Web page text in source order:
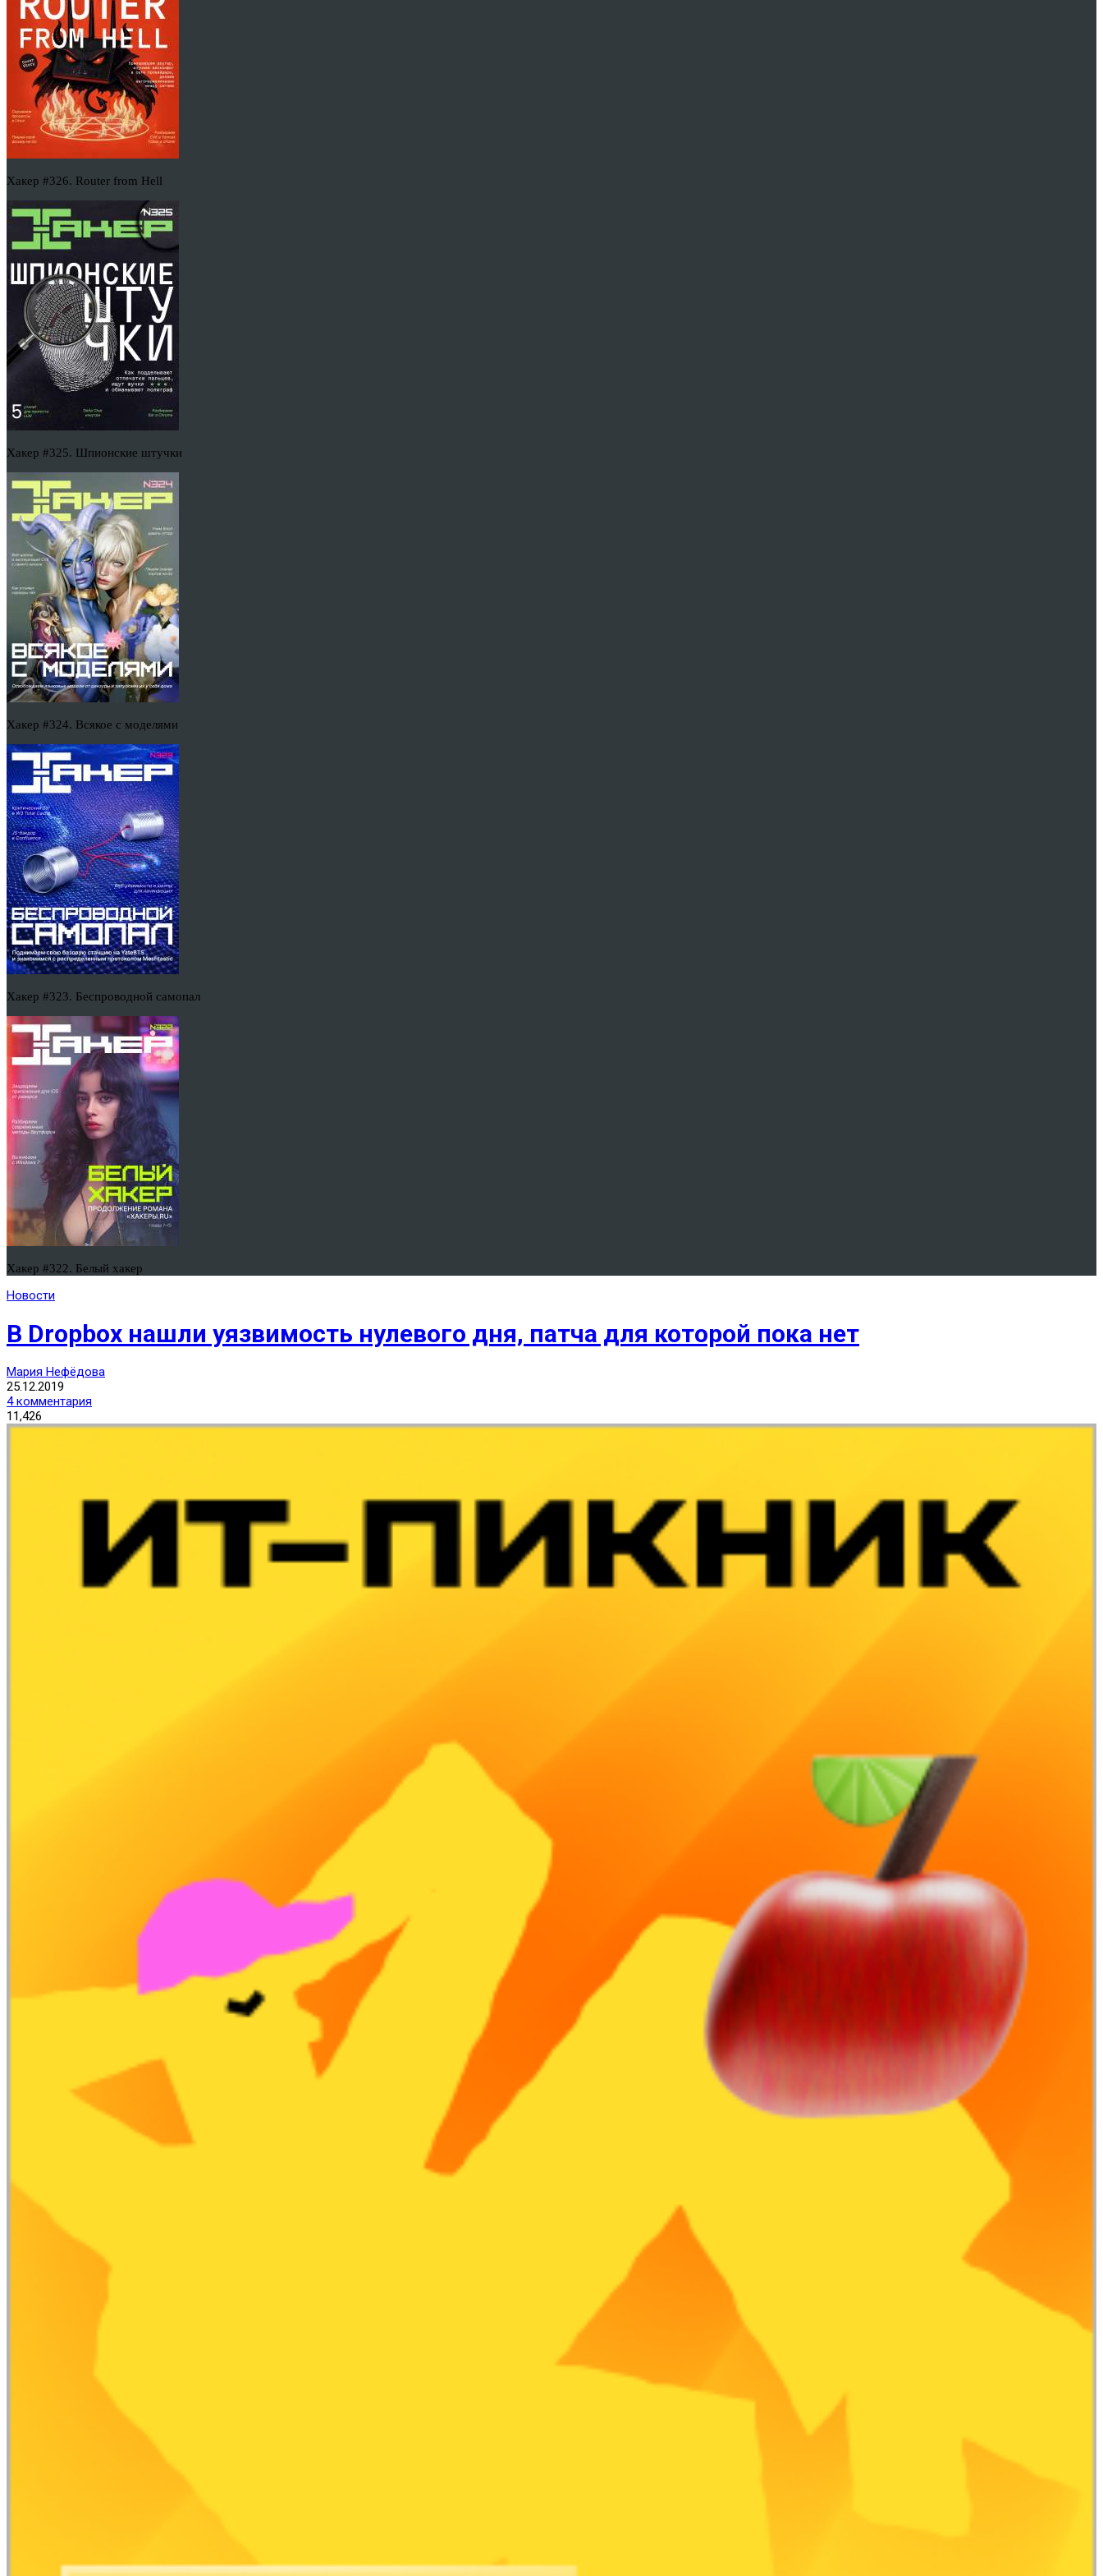
Хакер #326. Router from Hell
Хакер #325. Шпионские штучки
Хакер #324. Всякое с моделями
Хакер #323. Беспроводной самопал
Хакер #322. Белый хакер
Новости
В Dropbox нашли уязвимость нулевого дня, патча для которой пока нет
Мария Нефёдова
25.12.2019
4 комментария
11,426